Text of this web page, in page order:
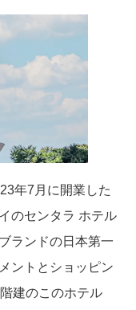
年7月に開業した
のセンタラ ホテル
ランドの日本第一
ントとショッピン
建のこのホテル